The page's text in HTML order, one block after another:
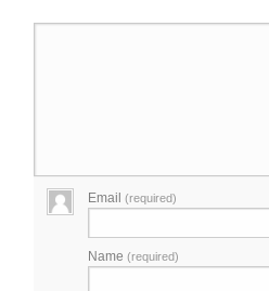
Email(required)
Name(required)